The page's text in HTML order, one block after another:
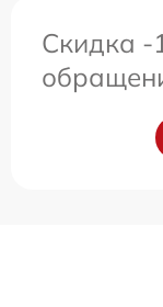
Скидка -